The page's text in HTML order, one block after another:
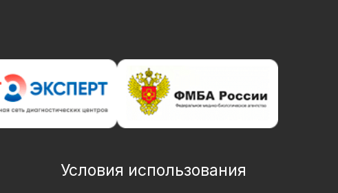
Условия использования